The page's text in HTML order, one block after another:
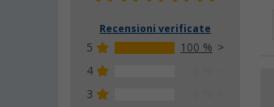
Recensioni verificate
5
100 %
4
3